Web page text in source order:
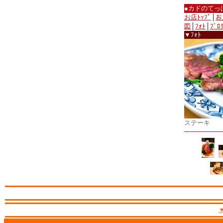
●カドのて
お店ﾄｯﾌﾟ
図
ﾌｫﾄ
ﾌﾞﾛ
▼ﾌｫﾄ
ステーキ